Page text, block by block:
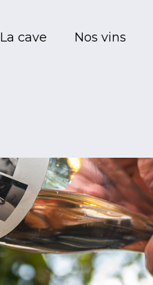
La cave Nos vins